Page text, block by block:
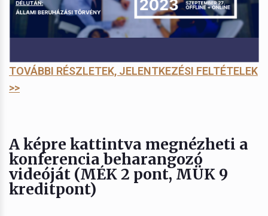
TOVÁBBI RÉSZLETEK, JELENTKEZÉSI FELTÉTELEK
>>
A képre kattintva megnézheti a
konferencia beharangozó
videóját (MÉK 2 pont, MÜK 9
kreditpont)